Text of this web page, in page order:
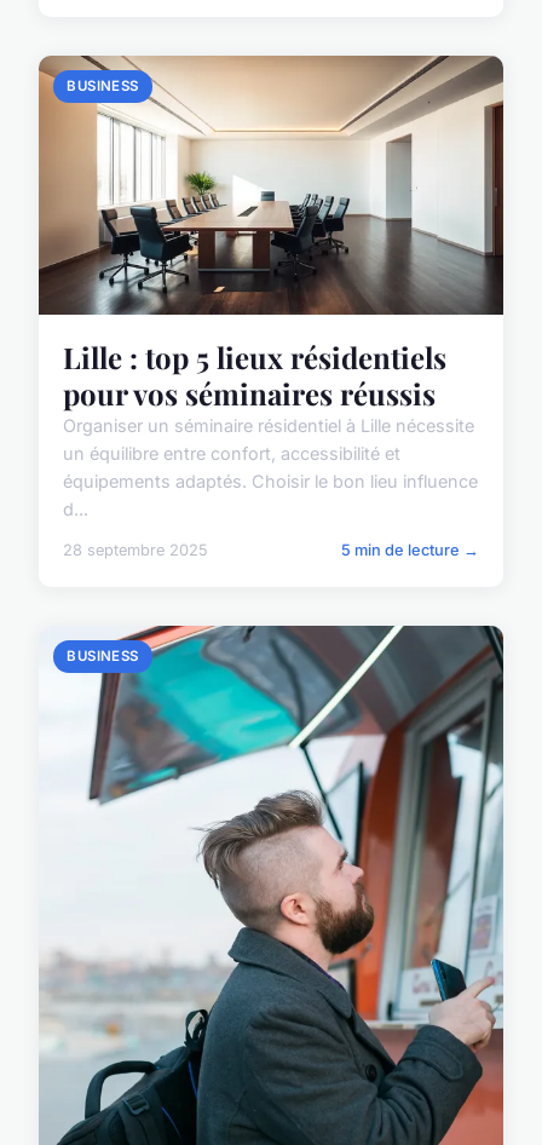
BUSINESS
Lille : top 5 lieux résidentiels
pour vos séminaires réussis
Organiser un séminaire résidentiel à Lille nécessite
un équilibre entre confort, accessibilité et
équipements adaptés. Choisir le bon lieu influence
d...
28 septembre 2025 5 min de lecture →
BUSINESS